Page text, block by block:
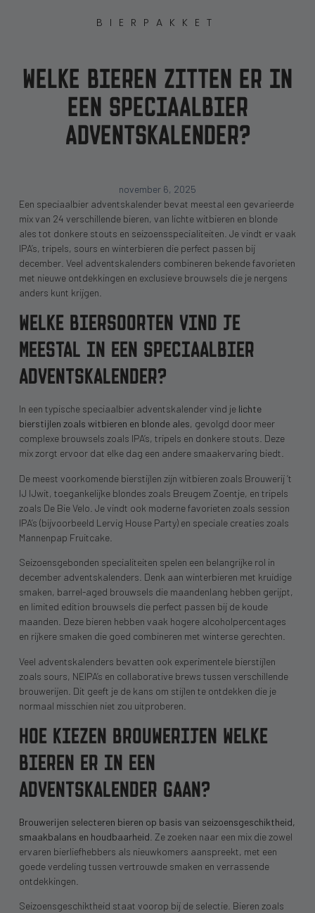
BIERPAKKET
WELKE BIEREN ZITTEN ER IN
EEN SPECIAALBIER
ADVENTSKALENDER?
november 6, 2025
Een speciaalbier adventskalender bevat meestal een gevarieerde
mix van 24 verschillende bieren, van lichte witbieren en blonde
ales tot donkere stouts en seizoensspecialiteiten. Je vindt er vaak
IPA’s, tripels, sours en winterbieren die perfect passen bij
december. Veel adventskalenders combineren bekende favorieten
met nieuwe ontdekkingen en exclusieve brouwsels die je nergens
anders kunt krijgen.
WELKE BIERSOORTEN VIND JE
MEESTAL IN EEN SPECIAALBIER
ADVENTSKALENDER?
In een typische speciaalbier adventskalender vind je lichte
bierstijlen zoals witbieren en blonde ales, gevolgd door meer
complexe brouwsels zoals IPA’s, tripels en donkere stouts. Deze
mix zorgt ervoor dat elke dag een andere smaakervaring biedt.
De meest voorkomende bierstijlen zijn witbieren zoals Brouwerij ’t
IJ IJwit, toegankelijke blondes zoals Breugem Zoentje, en tripels
zoals De Bie Velo. Je vindt ook moderne favorieten zoals session
IPA’s (bijvoorbeeld Lervig House Party) en speciale creaties zoals
Mannenpap Fruitcake.
Seizoensgebonden specialiteiten spelen een belangrijke rol in
december adventskalenders. Denk aan winterbieren met kruidige
smaken, barrel-aged brouwsels die maandenlang hebben gerijpt,
en limited edition brouwsels die perfect passen bij de koude
maanden. Deze bieren hebben vaak hogere alcoholpercentages
en rijkere smaken die goed combineren met winterse gerechten.
Veel adventskalenders bevatten ook experimentele bierstijlen
zoals sours, NEIPA’s en collaborative brews tussen verschillende
brouwerijen. Dit geeft je de kans om stijlen te ontdekken die je
normaal misschien niet zou uitproberen.
HOE KIEZEN BROUWERIJEN WELKE
BIEREN ER IN EEN
ADVENTSKALENDER GAAN?
Brouwerijen selecteren bieren op basis van seizoensgeschiktheid,
smaakbalans en houdbaarheid . Ze zoeken naar een mix die zowel
ervaren bierliefhebbers als nieuwkomers aanspreekt, met een
goede verdeling tussen vertrouwde smaken en verrassende
ontdekkingen.
Seizoensgeschiktheid staat voorop bij de selectie. Bieren zoals